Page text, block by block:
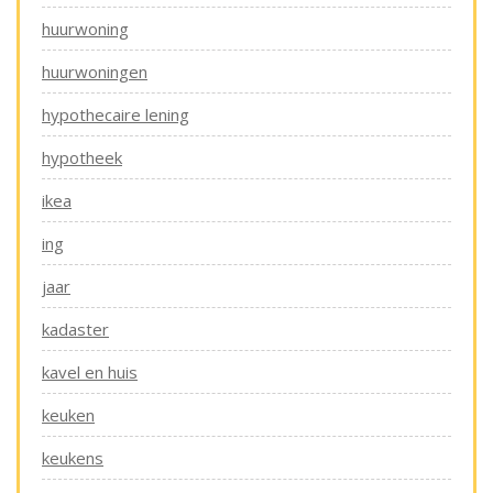
huurwoning
huurwoningen
hypothecaire lening
hypotheek
ikea
ing
jaar
kadaster
kavel en huis
keuken
keukens